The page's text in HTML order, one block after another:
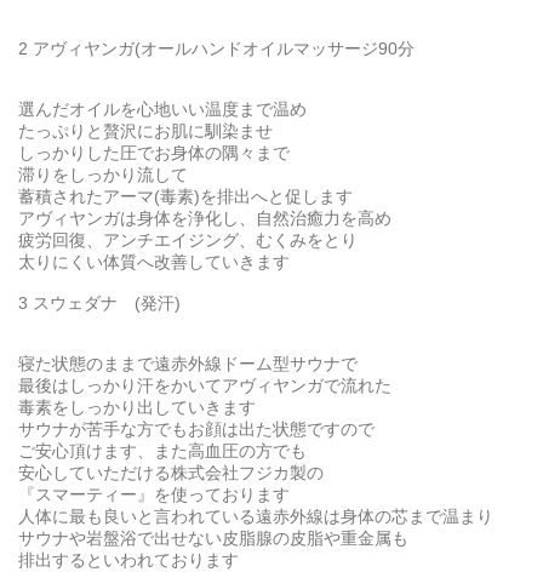
2 アヴィヤンガ(オールハンドオイルマッサージ90分
選んだオイルを心地いい温度まで温め
たっぷりと贅沢にお肌に馴染ませ
しっかりした圧でお身体の隅々まで
滞りをしっかり流して
蓄積されたアーマ(毒素)を排出へと促します
アヴィヤンガは身体を浄化し、自然治癒力を高め
疲労回復、アンチエイジング、むくみをとり
太りにくい体質へ改善していきます
3 スウェダナ (発汗)
寝た状態のままで遠赤外線ドーム型サウナで
最後はしっかり汗をかいてアヴィヤンガで流れた
毒素をしっかり出していきます
サウナが苦手な方でもお顔は出た状態ですので
ご安心頂けます、また高血圧の方でも
安心していただける株式会社フジカ製の
『スマーティー』を使っております
人体に最も良いと言われている遠赤外線は身体の芯まで温まり
サウナや岩盤浴で出せない皮脂腺の皮脂や重金属も
排出するといわれております